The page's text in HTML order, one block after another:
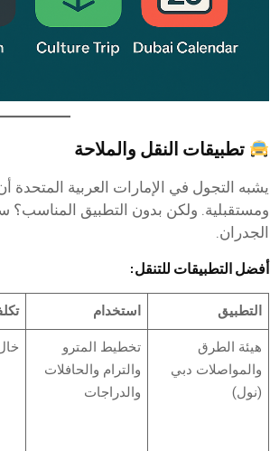
تطبيقات النقل والملاحة
يشبه التجول في الإمارات العربية المتحدة
ومستقبلية. ولكن بدون التطبيق
الجدران.
أفضل التطبيقات للتنقل:
التطبيق استخدام
هيئة الطرق
والمواصلات دبي
(نول)
تخطيط المترو
والترام والحافلات
والدراجات